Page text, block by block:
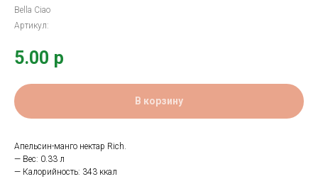
Bella Ciao
Артикул:
5.00 р
В корзину
Апельсин-манго нектар Rich.
— Вес: 0.33 л
— Калорийность: 343 ккал